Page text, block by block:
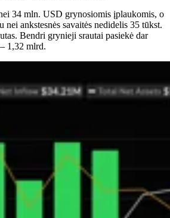
34 mln. USD grynosiomis įplaukomis, o
ankstesnės savaitės nedidelis 35 tūkst.
Bendri grynieji srautai pasiekė dar
1,32 mlrd.